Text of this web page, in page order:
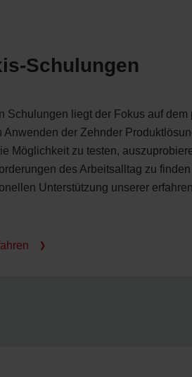
Schulungen
Schulungen liegt der Fokus auf dem
Anwenden der Zehnder
Möglichkeit zu testen,
des Arbeitsalltag zu
Unterstützung unserer